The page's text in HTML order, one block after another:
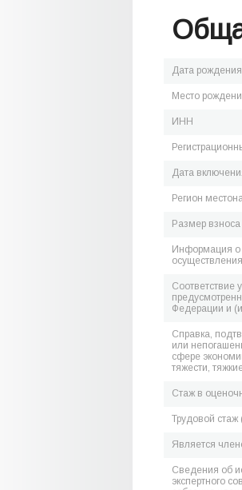
Дата рождения
Место
ИНН
Дата
Регион
Размер
Информация о
Соответствие
Федерации и
Справка,
или
сфере
тяжести,
Стаж в
Трудовой стаж
Является
Сведения об
экспертного